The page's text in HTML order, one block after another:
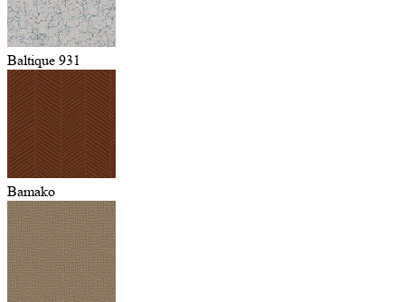
Baltique 931
Bamako